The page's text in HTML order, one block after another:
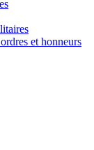
et honneurs